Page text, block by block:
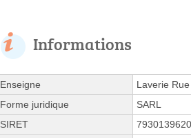
Informations
Enseigne
Laverie
Forme juridique
SARL
SIRET